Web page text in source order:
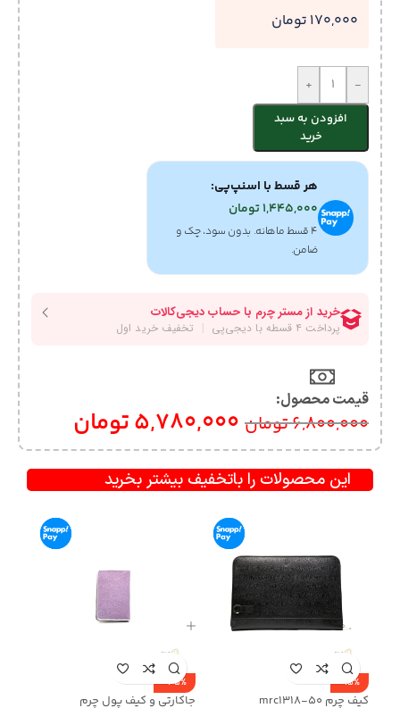
170,000 تومان
-
+
افزودن به سبد
خرید
هر قسط با اسنپ‌پی:
1,445,000تومان
۴ قسط ماهانه. بدون سود، چک و
ضامن.
قیمت محصول:​
6,800,000تومان 5,780,000تومان
این محصولات را باتخفیف بیشتر بخرید
-15%
کیف چرم mrc1318-50
-35%
جاکارتی و کیف پول چرم